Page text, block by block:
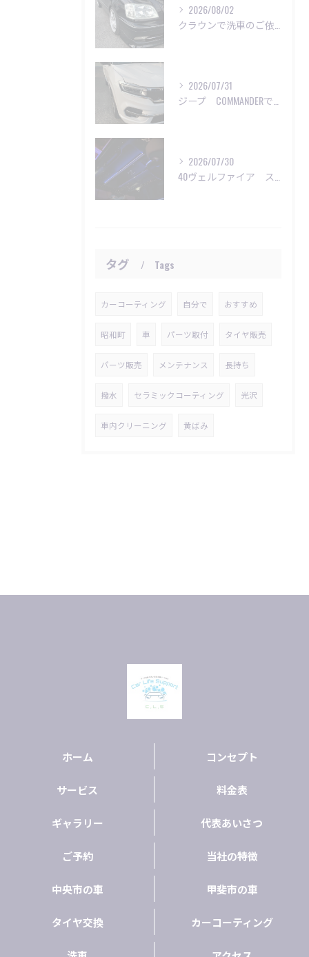
2026/08/02
2026/07/31
2026/07/30
タグ Tags
カーコーティング 自分で おすすめ
昭和町 車 パーツ取付 タイヤ販売
パーツ販売 メンテナンス 長持ち
撥水 セラミックコーティング 光沢
車内クリーニング 黄ばみ
ホーム コンセプト
サービス 料金表
ギャラリー 代表あいさつ
ご予約 当社の特徴
中央市の車 甲斐市の車
タイヤ交換 カーコーティング